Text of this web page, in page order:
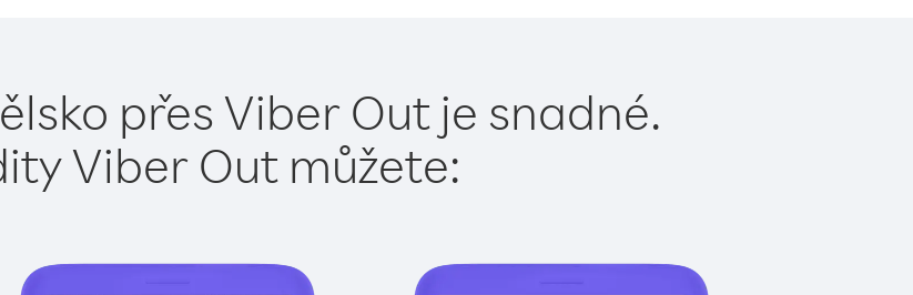
přes Viber Out je snadné.
Viber Out můžete: